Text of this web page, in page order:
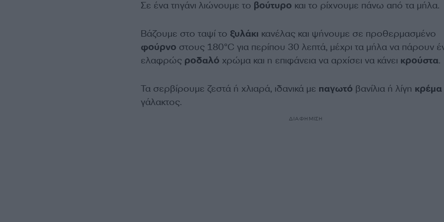
Σε ένα τηγάνι λιώνουμε το βούτυρο και το ρίχνουμε πάνω από τα μήλα.
Βάζουμε στο ταψί το ξυλάκι κανέλας και ψήνουμε σε προθερμασμένο
φούρνο στους 180°C για περίπου 30 λεπτά, μέχρι τα μήλα να πάρουν
ελαφρώς ροδαλό χρώμα και η επιφάνεια να αρχίσει να κάνει κρούστα.
Τα σερβίρουμε ζεστά ή χλιαρά, ιδανικά με παγωτό βανίλια ή λίγη κρέμα
γάλακτος.
ΔΙΑΦΗΜΙΣΗ